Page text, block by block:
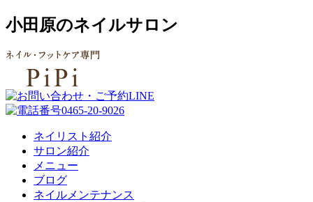
小田原のネイルサロン
ネイリスト紹介
サロン紹介
メニュー
ブログ
ネイルメンテナンス